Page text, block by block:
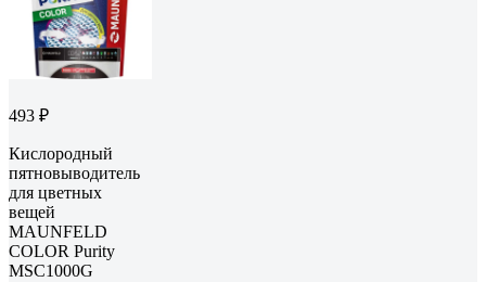
493 ₽
Кислородный
пятновыводитель
для цветных
вещей
MAUNFELD
COLOR Purity
MSC1000G